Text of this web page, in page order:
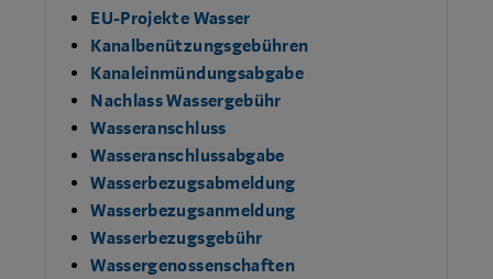
EU-Projekte Wasser
Kanalbenützungsgebühren
Kanaleinmündungsabgabe
Nachlass Wassergebühr
Wasseranschluss
Wasseranschlussabgabe
Wasserbezugsabmeldung
Wasserbezugsanmeldung
Wasserbezugsgebühr
Wassergenossenschaften